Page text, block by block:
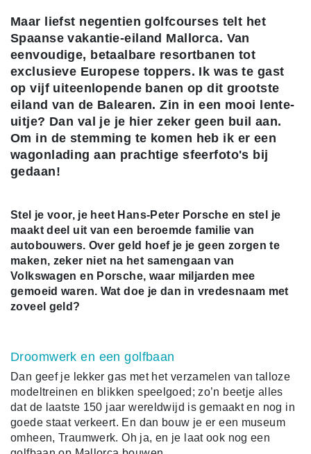
Maar liefst negentien golfcourses telt het
Spaanse vakantie-eiland Mallorca. Van
eenvoudige, betaalbare resortbanen tot
exclusieve Europese toppers. Ik was te gast
op vijf uiteenlopende banen op dit grootste
eiland van de Balearen. Zin in een mooi lente-
uitje? Dan val je je hier zeker geen buil aan.
Om in de stemming te komen heb ik er een
wagonlading aan prachtige sfeerfoto's bij
gedaan!
Stel je voor, je heet Hans-Peter Porsche en stel je
maakt deel uit van een beroemde familie van
autobouwers. Over geld hoef je je geen zorgen te
maken, zeker niet na het samengaan van
Volkswagen en Porsche, waar miljarden mee
gemoeid waren. Wat doe je dan in vredesnaam met
zoveel geld?
Droomwerk en een golfbaan
Dan geef je lekker gas met het verzamelen van talloze
modeltreinen en blikken speelgoed; zo’n beetje alles
dat de laatste 150 jaar wereldwijd is gemaakt en nog in
goede staat verkeert. En dan bouw je er een museum
omheen, Traumwerk. Oh ja, en je laat ook nog een